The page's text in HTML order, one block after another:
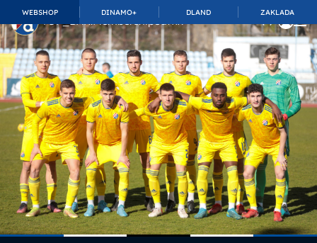
WEBSHOP DINAMO+ DLAND ZAKLADA
TOP_BAR.MembershipSuffix